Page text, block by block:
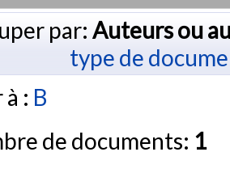
par: Auteurs ou
type de
: B
de documents: 1